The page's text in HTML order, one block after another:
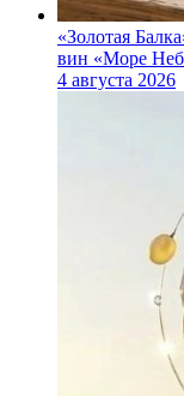
«Золотая
вин «Море
4 августа 2026